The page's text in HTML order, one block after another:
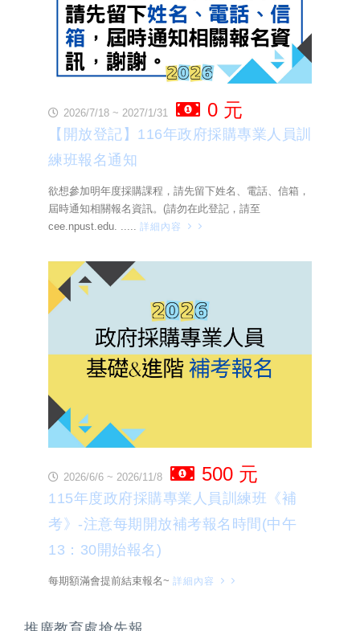
2026/7/18 ~ 2027/1/31 0 元
【開放登記】116年政府採購專業人員訓
練班報名通知
欲想參加明年度採購課程，請先留下姓名、電話、信箱，
屆時通知相關報名資訊。(請勿在此登記，請至
cee.npust.edu. ..... 詳細內容
2026/6/6 ~ 2026/11/8 500 元
115年度政府採購專業人員訓練班《補
考》-注意每期開放補考報名時間(中午
13：30開始報名)
每期額滿會提前結束報名~ 詳細內容